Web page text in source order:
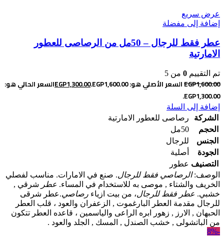
عرض سريع
إضافة إلى مفضلة
عطر فقط للرجال – 50مل من الرصاصى للعطور
الامارتية
تم التقييم 0 من 5
EGP1,600.00 السعر الأصلي هو: EGP1,600.00. EGP1,300.00
السعر الحالي هو:
EGP1,300.00.
إضافة إلى السلة
الشركة
رصاصى للعطور الامارتية
الحجم
50مل
الجنس
للرجال
الجودة
أصلية
التصنيف عطور
الوصف:الرصاصي فقط للرجال. صنع في الامارات. مناسب لفصلي
الخريف والشتاء , موصى به للاستخدام في المساء. عطر شرقي ,
خشبي. عطر فقط للرجال، من بيت ازياء رصاصي.عطر شرقى
للرجال مقدمة العطر البارغموت , الزعفران والعود ، قلب العطر
الحبهان , الارز , زهور ابره الراعى والياسمين ، قاعده العطر تتكون
من الباتشولى , خشب الصندل , المسك , الجلد والعود .
-8%